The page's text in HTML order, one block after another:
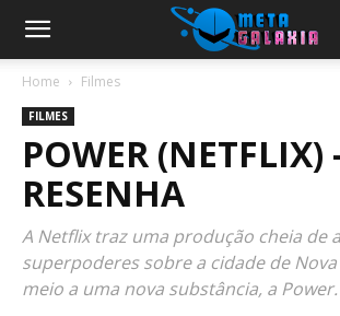
Home Filmes
FILMES
POWER (NETFLIX)
RESENHA
A Netflix traz uma produção cheia de
superpoderes sobre a cidade de
meio a uma nova substância, a Power.